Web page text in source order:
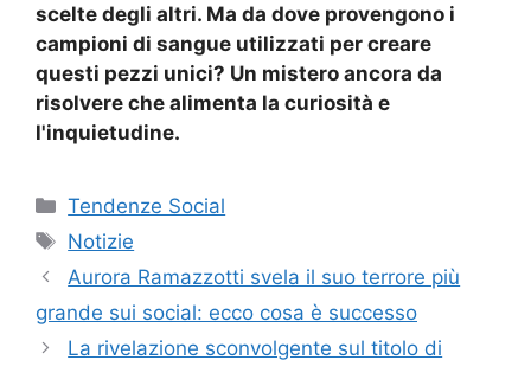
scelte degli altri. Ma da dove provengono i
campioni di sangue utilizzati per creare
questi pezzi unici? Un mistero ancora da
risolvere che alimenta la curiosità e
l'inquietudine.
Categorie
Tendenze Social
Tag
Notizie
Aurora Ramazzotti svela il suo terrore più
grande sui social: ecco cosa è successo
La rivelazione sconvolgente sul titolo di